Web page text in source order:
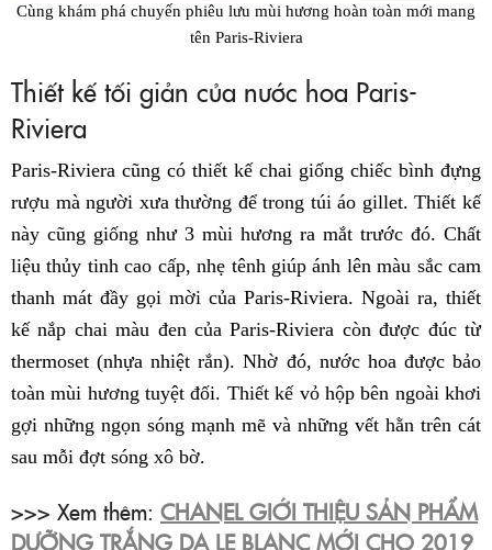
Cùng khám phá chuyến phiêu lưu mùi hương hoàn toàn mới mang
tên Paris-Riviera
Thiết kế tối giản của nước hoa Paris-
Riviera
Paris-Riviera cũng có thiết kế chai giống chiếc bình đựng
rượu mà người xưa thường để trong túi áo gillet. Thiết kế
này cũng giống như 3 mùi hương ra mắt trước đó. Chất
liệu thủy tinh cao cấp, nhẹ tênh giúp ánh lên màu sắc cam
thanh mát đầy gọi mời của Paris-Riviera. Ngoài ra, thiết
kế nắp chai màu đen của Paris-Riviera còn được đúc từ
thermoset (nhựa nhiệt rắn). Nhờ đó, nước hoa được bảo
toàn mùi hương tuyệt đối. Thiết kế vỏ hộp bên ngoài khơi
gợi những ngọn sóng mạnh mẽ và những vết hằn trên cát
sau mỗi đợt sóng xô bờ.
>>> Xem thêm: CHANEL GIỚI THIỆU SẢN PHẨM
DƯỠNG TRẮNG DA LE BLANC MỚI CHO 2019